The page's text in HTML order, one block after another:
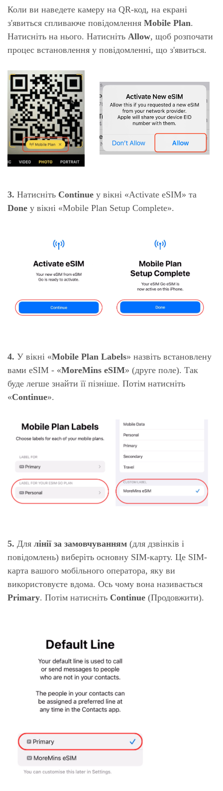
Коли ви наведете камеру на QR-код, на екрані
з'явиться спливаюче повідомлення Mobile Plan.
Натисніть на нього. Натисніть Allow, щоб розпочати
процес встановлення у повідомленні, що з'явиться.
3. Натисніть Continue у вікні «Activate eSIM» та
Done у вікні «Mobile Plan Setup Complete».
4. У вікні «Mobile Plan Labels» назвіть встановлену
вами eSIM - «MoreMins eSIM» (друге поле). Так
буде легше знайти її пізніше. Потім натисніть
«Continue».
5. Для лінії за замовчуванням (для дзвінків і
повідомлень) виберіть основну SIM-карту. Це SIM-
карта вашого мобільного оператора, яку ви
використовуєте вдома. Ось чому вона називається
Primary. Потім натисніть Continue (Продовжити).